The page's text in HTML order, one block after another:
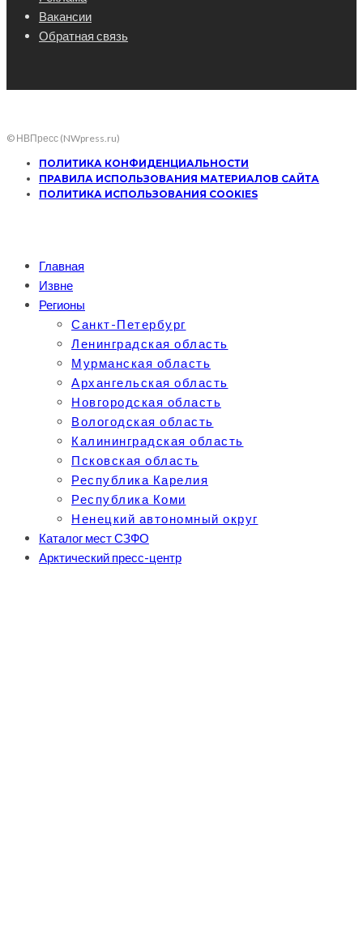
Вакансии
Обратная связь
© НВПресс (NWpress.ru)
ПОЛИТИКА КОНФИДЕНЦИАЛЬНОСТИ
ПРАВИЛА ИСПОЛЬЗОВАНИЯ МАТЕРИАЛОВ САЙТА
ПОЛИТИКА ИСПОЛЬЗОВАНИЯ COOKIES
Главная
Извне
Регионы
Санкт-Петербург
Ленинградская область
Мурманская область
Архангельская область
Новгородская область
Вологодская область
Калининградская область
Псковская область
Республика Карелия
Республика Коми
Ненецкий автономный округ
Каталог мест СЗФО
Арктический пресс-центр